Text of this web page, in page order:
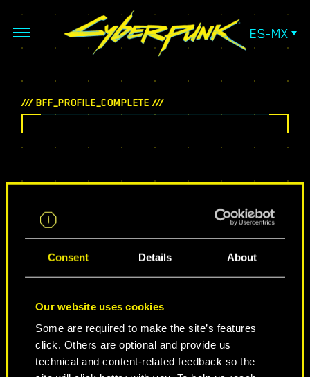
Consent Details About
Our website uses cookies
Some are required to make the site’s features
click. Others are optional and provide us
technical and content-related feedback so the
ES-MX
CON
ADAM SMASHER